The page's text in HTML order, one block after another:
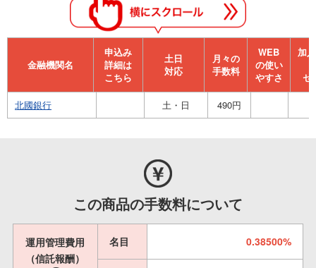
金融機関名
申込み
詳細は
こちら
⼟⽇
対応
月々の
手数料
WEB
の使い
やすさ
加
セ
北國銀行 土・日 490円
この商品の手数料について
運用管理費用
（信託報酬）
名目 0.38500%